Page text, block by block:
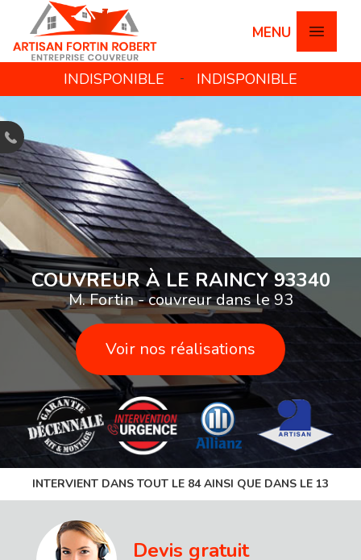
INDISPONIBLE - INDISPONIBLE
À LE RAINCY 93340
Fortin - couvreur dans le 93
Voir nos réalisations
INTERVIENT DANS TOUT LE 84 AINSI QUE DANS LE 13
Devis gratuit